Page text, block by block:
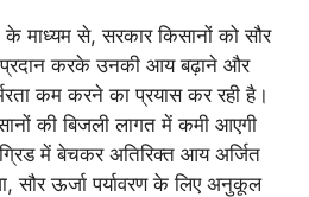
माध्यम से, सरकार किसानों को सौर
प्रदान करके उनकी आय बढ़ाने और
कम करने का प्रयास कर रही है।
की बिजली लागत में कमी आएगी
में बेचकर अतिरिक्त आय अर्जित
ऊर्जा पर्यावरण के लिए अनुकूल